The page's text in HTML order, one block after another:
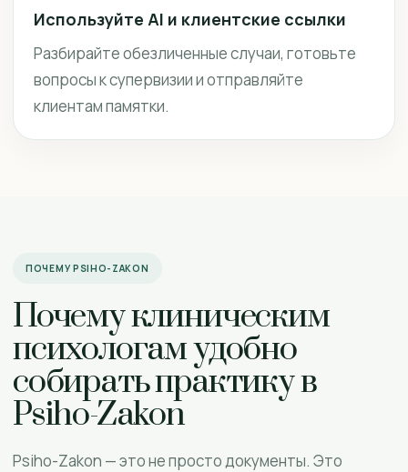
Используйте AI и клиентские ссылки
Разбирайте обезличенные случаи, готовьте
вопросы к супервизии и отправляйте
клиентам памятки.
ПОЧЕМУ PSIHO-ZAKON
Почему клиническим
психологам удобно
собирать практику в
Psiho-Zakon
Psiho-Zakon — это не просто документы. Это